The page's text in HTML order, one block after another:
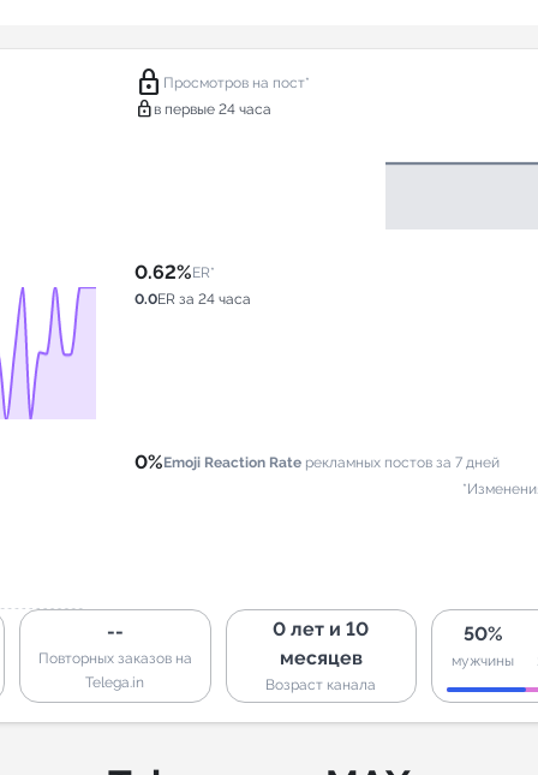
lock Просмотров на пост*
lock в первые 24 часа
0.62%ER*
0.0ER за 24 часа
0%Emoji Reaction Rate рекламных постов за 7 дней
--
Повторных заказов на
Telega.in
0 лет и 10
месяцев
Возраст канала
50%
мужчины